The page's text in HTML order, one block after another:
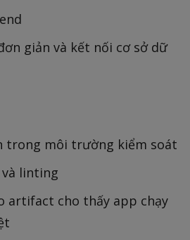
giản và kết nối cơ sở dữ
trong môi trường kiểm soát
linting
artifact cho thấy app chạy